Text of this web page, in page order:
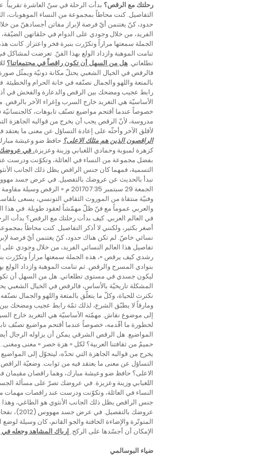
رحلتك مع الرقص؟ بدأت الرحلة في سنّ العاشرة تقريباً.
التفاصيل. كنت محاطاً بمجموعة من النساء
حدود، كنّ يغتنمن أيّ فرصة لإبراز مفاتن أجسادهنّ من
الفريد، من خلال وجودي على الدوام في حلقاتهن
الجملة سمعتها مراراً وتكرّرت بنبرة فخر واعتزاز. كانت
تنامت الموهبة وازداد الولع بهذا الفنّ. تعرضت
تطلعاتي. هل من السهل أن تكون راقصاً في مجتمعاتنا؟
فالرقص في الخيال الشعبي يحتلّ مكانة دونيّة ويمثّل
بالمتعة واللهو والجمال نصنّفه في خانة الحرام
رابط عجيب ومضحك بين الرقص والدعارة والفحش في
الأساسيّة هي التغريد خارج السرب وإغراء الآخر
خصوصاً عندما أقتحم مواضيع تصنّف تابوهات، كالجنسانيّة
مدروسة، لأنّ الرقص يجب أن يخرج من قوالبه الجاهزة
لأقلق الآخر وأحثّه على إعادة التساؤل عن معنى ما
الراقصون الذين هم مثلك الاعلى؟ حافظ ضو وعيشة
كزهرة لمبوبة وحمادي اللغبابي وزينة وعزيزة. في عروضك
بفضل مجموعة من النساء في العائلة، وتكوّنت ودرست
التسمية، فمهما كان جنس الراقص يظل ذلك الجانب
الجمعة 29 سبتمبر 201707:35
وفنيّة منتقاة من الموروث الثقافي التونسي، يسعى
في العالم العربي. كيف بدأت رحلتك مع الرقص؟ بدأت
أصغر بكثير، ولكنني لا أذكر التفاصيل. كنت محاطاً
نسائي خاصّ. لم تكن هناك حدود، كنّ يغتنمن أيّ فرصة
تفاصيل هذا العالم النسائي الفريد، من خلال وجودي
رشدي كيف يرقص »، هذه الجملة سمعتها مراراً وتكرّرت
بنوادي المسرح والرقص. ثم تنامت الموهبة وازداد
ليكون جسدي في مستوى تطلعاتي. هل من السهل أن
المشكلة تاريخيّة بالأساس، فالرقص في الخيال الشعبي
نكترث للحياة، وكلّ ما يتعلّق بالمتعة واللهو والجمال
ومارقاً لا يطبّق الشرع، لذلك ثمّة رابط عجيب ومضحك
إلى موضوع نقاش. مهمّته الأساسيّة هي التغريد خارج
لخطورة ما أقّدمه، خصوصاً عندما أقتحم مواضيع تصنّف
المواضيع. هل الرقص الشرقي يمكن أن يزاوله الرجال
حميمٌ من ثقافتنا العربية؟ لكل « هزة خصر » معنى
يخرج من قوالبه الجاهزة التي تحدّه، ليتحوّل إلى
التساؤل عن معنى ما يعتقد فيه من ثوابت. وضعيّة
الاعلى؟ حافظ ضو وعيشة مبارك، وهما راقصان مقيمان
اللغبابي وزينة وعزيزة. في عروضك تصرّ على مسألة
النساء في العائلة، وتكوّنت ودرست عند راقصات مهمات
جنس الراقص يظل ذلك الجانب الأنثوي هو الطاغي،
عروضك
المتوتّرة والإضاءة الخافتة والجو القاتم، كان وسيلة
الإمكان أن أجسّدها على الركح. إرباك المشاهد وجعله في
ضياء البوسالمي